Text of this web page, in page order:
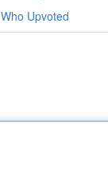
Who Upvoted